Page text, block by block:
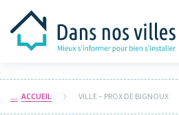
ACCUEIL VILLE – PROX DE BIGNOUX